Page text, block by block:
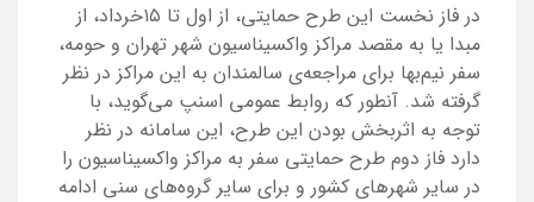
در فاز نخست این طرح حمایتی، از اول تا ۱۵خرداد، از
مبدا یا به مقصد مراکز واکسیناسیون شهر تهران و حومه،
سفر نیم‌بها برای مراجعه‌ی سالمندان به این مراکز در نظر
گرفته شد. آنطور که روابط عمومی اسنپ می‌گوید، با
توجه به اثربخش بودن این طرح، این سامانه در نظر
دارد فاز دوم طرح حمایتی سفر به مراکز واکسیناسیون را
در سایر شهرهای کشور و برای سایر گروه‌های سنی ادامه